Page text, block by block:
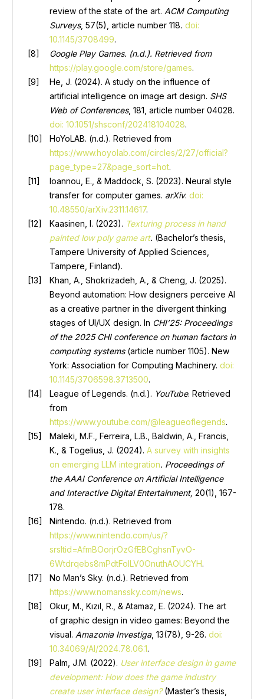
review of the state of the art. ACM Computing
Surveys, 57(5), article number 118. doi:
10.1145/3708499.
Google Play Games. (n.d.). Retrieved from
https://play.google.com/store/games.
He, J. (2024). A study on the influence of
artificial intelligence on image art design. SHS
Web of Conferences, 181, article number 04028.
doi: 10.1051/shsconf/202418104028.
HoYoLAB. (n.d.). Retrieved from
https://www.hoyolab.com/circles/2/27/official?
page_type=27&page_sort=hot.
Ioannou, E., & Maddock, S. (2023). Neural style
transfer for computer games. arXiv. doi:
10.48550/arXiv.2311.14617.
Kaasinen, I. (2023). Texturing process in hand
painted low poly game art. (Bachelor’s thesis,
Tampere University of Applied Sciences,
Tampere, Finland).
Khan, A., Shokrizadeh, A., & Cheng, J. (2025).
Beyond automation: How designers perceive AI
as a creative partner in the divergent thinking
stages of UI/UX design. In CHI’25: Proceedings
of the 2025 CHI conference on human factors in
computing systems(article number 1105). New
York: Association for Computing Machinery. doi:
10.1145/3706598.3713500.
League of Legends. (n.d.). YouTube. Retrieved
from
https://www.youtube.com/@leagueoflegends.
Maleki, M.F., Ferreira, L.B., Baldwin, A., Francis,
K., & Togelius, J. (2024). A survey with insights
on emerging LLM integration. Proceedings of
the AAAI Conference on Artificial Intelligence
and Interactive Digital Entertainment, 20(1), 167-
178.
Nintendo. (n.d.). Retrieved from
https://www.nintendo.com/us/?
srsltid=AfmBOorjrOzGfEBCghsnTyvO-
6Wtdrqebs8mPdtFolLV0OnuthAOUCYH.
No Man’s Sky. (n.d.). Retrieved from
https://www.nomanssky.com/news.
Okur, M., Kızıl, R., & Atamaz, E. (2024). The art
of graphic design in video games: Beyond the
visual. Amazonia Investiga, 13(78), 9-26. doi:
10.34069/AI/2024.78.06.1.
Palm, J.M. (2022). User interface design in game
development: How does the game industry
create user interface design?(Master’s thesis,